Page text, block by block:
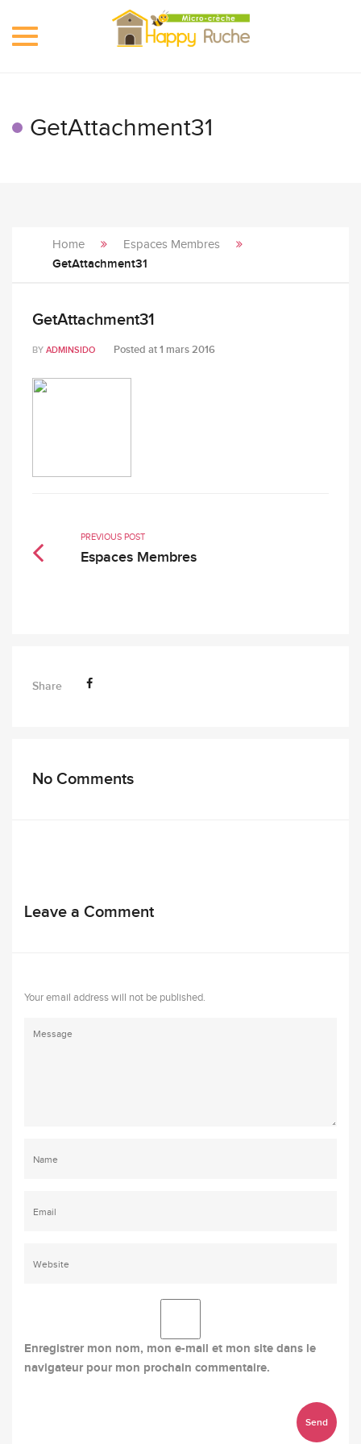
Toggle
GetAttachment31
Home Espaces Membres
GetAttachment31
GetAttachment31
BY ADMINSIDO Posted at1 mars 2016
PREVIOUS POST
Espaces Membres
Share
No Comments
Leave a Comment
Your email address will not be published.
Enregistrer mon nom, mon e-mail et mon site dans le
navigateur pour mon prochain commentaire.